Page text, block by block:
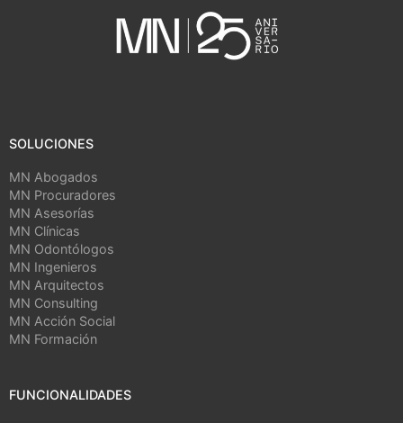
SOLUCIONES
MN Abogados
MN Procuradores
MN Asesorías
MN Clínicas
MN Odontólogos
MN Ingenieros
MN Arquitectos
MN Consulting
MN Acción Social
MN Formación
FUNCIONALIDADES